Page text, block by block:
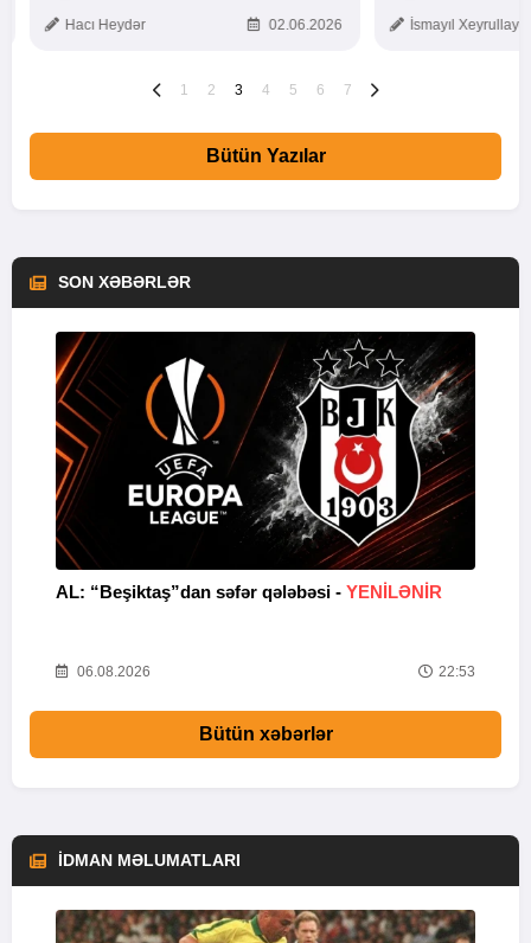
Hacı Heydər 02.06.2026 İsmayıl
1 2 3 4 5 6 7
Bütün Yazılar
SON XƏBƏRLƏR
AL: “Beşiktaş”dan səfər qələbəsi - YENİLƏNİR
06.08.2026 22:53
Bütün xəbərlər
İDMAN MƏLUMATLARI